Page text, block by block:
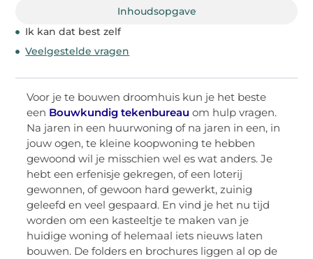
Inhoudsopgave
Ik kan dat best zelf
Veelgestelde vragen
Voor je te bouwen droomhuis kun je het beste
een Bouwkundig tekenbureau om hulp vragen.
Na jaren in een huurwoning of na jaren in een, in
jouw ogen, te kleine koopwoning te hebben
gewoond wil je misschien wel es wat anders. Je
hebt een erfenisje gekregen, of een loterij
gewonnen, of gewoon hard gewerkt, zuinig
geleefd en veel gespaard. En vind je het nu tijd
worden om een kasteeltje te maken van je
huidige woning of helemaal iets nieuws laten
bouwen. De folders en brochures liggen al op de